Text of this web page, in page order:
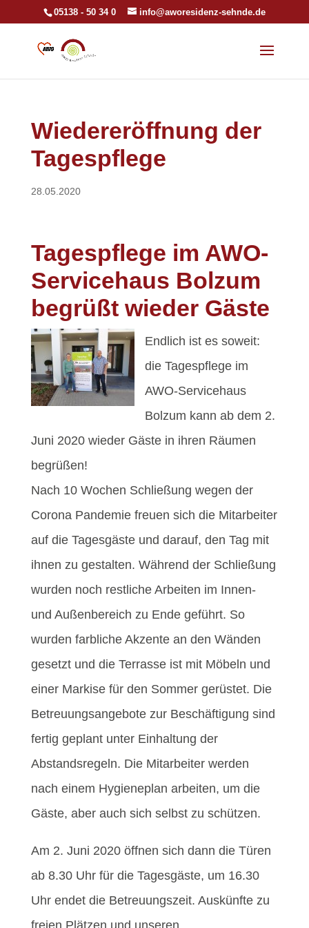
05138 - 50 34 0 info@aworesidenz-sehnde.de
Wiedereröffnung der
Tagespflege
28.05.2020
Tagespflege im AWO-
Servicehaus Bolzum
begrüßt wieder Gäste
Endlich ist es soweit:
die Tagespflege im
AWO-Servicehaus
Bolzum kann ab dem 2.
Juni 2020 wieder Gäste in ihren Räumen
begrüßen!
Nach 10 Wochen Schließung wegen der
Corona Pandemie freuen sich die Mitarbeiter
auf die Tagesgäste und darauf, den Tag mit
ihnen zu gestalten. Während der Schließung
wurden noch restliche Arbeiten im Innen-
und Außenbereich zu Ende geführt. So
wurden farbliche Akzente an den Wänden
gesetzt und die Terrasse ist mit Möbeln und
einer Markise für den Sommer gerüstet. Die
Betreuungsangebote zur Beschäftigung sind
fertig geplant unter Einhaltung der
Abstandsregeln. Die Mitarbeiter werden
nach einem Hygieneplan arbeiten, um die
Gäste, aber auch sich selbst zu schützen.
Am 2. Juni 2020 öffnen sich dann die Türen
ab 8.30 Uhr für die Tagesgäste, um 16.30
Uhr endet die Betreuungszeit. Auskünfte zu
freien Plätzen und unseren